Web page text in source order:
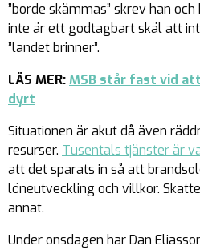
”borde skämmas” skrev han
inte är ett godtagbart skäl att
”landet brinner”.
LÄS MER:MSB står fast vid
dyrt
Situationen är akut då även
resurser. Tusentals tjänster är
att det sparats in så att
löneutveckling och villkor.
annat.
Under onsdagen har Dan